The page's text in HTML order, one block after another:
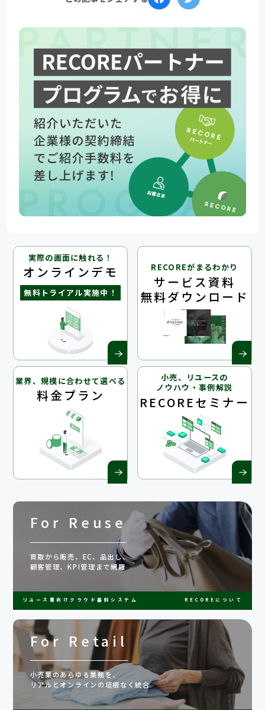
実際の画面に触れる！
オンラインデモ
無料トライアル実施中！
ONLINE DEMO
RECOREがまるわかり
サービス資料
無料ダウンロード
ONLINE DEMO
業界、規模に合わせて選べる
料金プラン
ONLINE DEMO
小売、リユースの
ノウハウ・事例解説
RECOREセミナー
For Reuse
買取から販売、EC、品出し、
顧客管理、KPI管理まで網羅
リユース業向けクラウド基幹システム RECOREについて
For Retail
小売業のあらゆる業務を、
リアルとオンラインの垣根なく統合